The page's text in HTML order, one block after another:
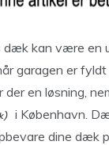
dæk kan være en
garagen er fyldt
der en løsning,
i København.
dine dæk